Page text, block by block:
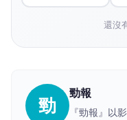
還沒
勁
勁報
『勁報』以